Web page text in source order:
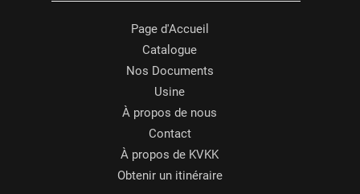
Page d'Accueil
Catalogue
Nos Documents
Usine
À propos de nous
Contact
À propos de KVKK
Obtenir un itinéraire